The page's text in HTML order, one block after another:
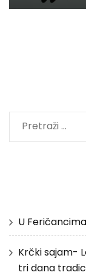
Pretraži:
U
Krčki sajam-
tri dana